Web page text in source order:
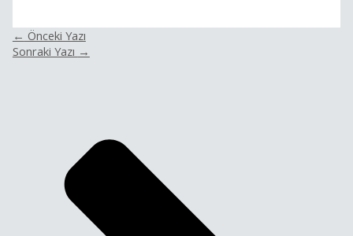
← Önceki Yazı
Sonraki Yazı →